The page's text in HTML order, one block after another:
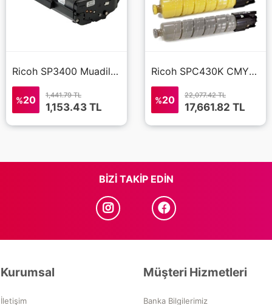
Ricoh SP3400 Muadil toner
%20 1,441.79 TL
1,153.43 TL
Ricoh SPC430K CMYK (TÜM RENKLER) Muadil Toner
%20 22,077.42 TL
17,661.82 TL
BIZI TAKIP EDIN
Kurumsal
İletişim
Müşteri Hizmetleri
Banka Bilgilerimiz